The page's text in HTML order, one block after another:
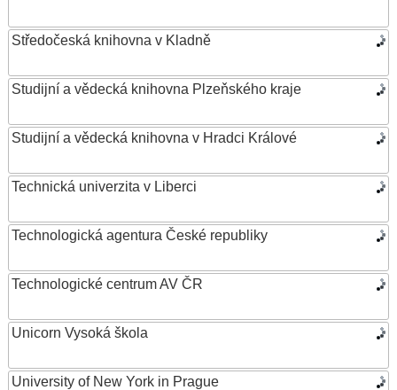
Středočeská knihovna v Kladně
Studijní a vědecká knihovna Plzeňského kraje
Studijní a vědecká knihovna v Hradci Králové
Technická univerzita v Liberci
Technologická agentura České republiky
Technologické centrum AV ČR
Unicorn Vysoká škola
University of New York in Prague